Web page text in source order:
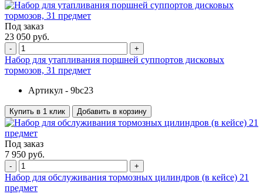
Под заказ
23 050 руб.
- +
Набор для утапливания поршней суппортов дисковых
тормозов, 31 предмет
Артикул - 9bc23
Купить в 1 клик Добавить в корзину
Под заказ
7 950 руб.
- +
Набор для обслуживания тормозных цилиндров (в кейсе) 21
предмет